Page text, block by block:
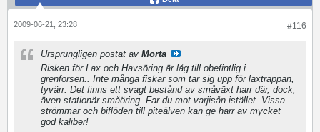
#116
2009-06-21, 23:28
Ursprungligen postat av Morta
Risken för Lax och Havsöring är låg till obefintlig i
grenforsen.. Inte många fiskar som tar sig upp för laxtrappan,
tyvärr. Det finns ett svagt bestånd av småväxt harr där, dock,
även stationär småöring. Far du mot varjisån istället. Vissa
strömmar och biflöden till piteälven kan ge harr av mycket
god kaliber!